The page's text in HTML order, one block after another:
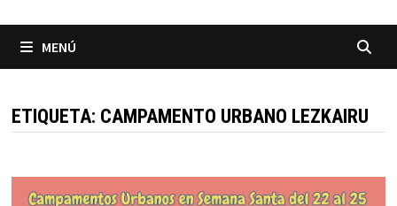
MENÚ
ETIQUETA: CAMPAMENTO URBANO LEZKAIRU